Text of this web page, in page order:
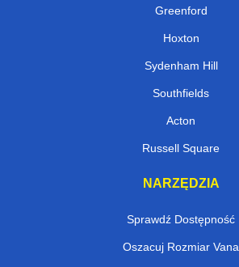
Greenford
Hoxton
Sydenham Hill
Southfields
Acton
Russell Square
NARZĘDZIA
Sprawdź Dostępność
Oszacuj Rozmiar Vana